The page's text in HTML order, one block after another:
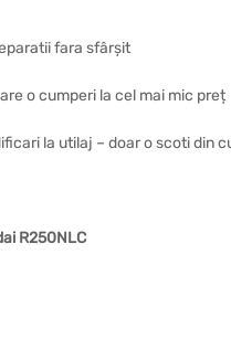
fara sfârșit
o cumperi la cel mai mic preț
la utilaj – doar o scoti din
R250NLC